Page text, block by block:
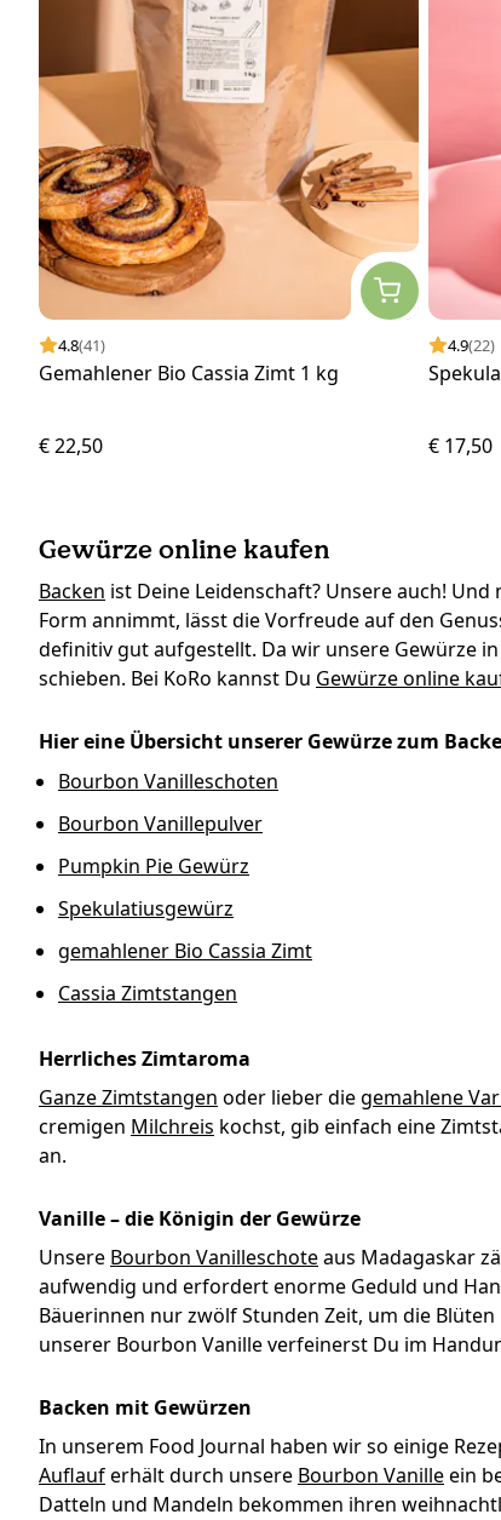
4.8(41)
Gemahlener Bio Cassia Zimt 1 kg
€ 22,50
4.9(22)
€ 17,50
Gewürze online kaufen
Backen ist Deine Leidenschaft? Unsere auch!
Form annimmt, lässt die Vorfreude auf den
definitiv gut aufgestellt. Da wir unsere Gewürze
schieben. Bei KoRo kannst Du Gewürze online
Hier eine Übersicht unserer Gewürze zum
Bourbon Vanilleschoten
Bourbon Vanillepulver
Pumpkin Pie Gewürz
Spekulatiusgewürz
gemahlener Bio Cassia Zimt
Cassia Zimtstangen
Herrliches Zimtaroma
Ganze Zimtstangen oder lieber diegemahlene
cremigen Milchreis kochst, gib einfach eine
an.
Vanille – die Königin der Gewürze
Unsere Bourbon Vanilleschoteaus Madagaskar
aufwendig und erfordert enorme Geduld und
Bäuerinnen nur zwölf Stunden Zeit, um die
unserer Bourbon Vanille verfeinerst Du im
Backen mit Gewürzen
In unserem Food Journal haben wir so einige
Auflauferhält durch unsere Bourbon Vanilleein
Datteln und Mandeln bekommen ihren